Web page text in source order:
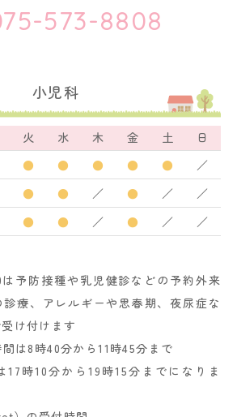
573-8808
小児科
火 水 木 金 土
日
● ● ● ● ●
／
● ● ／ ● ／
／
● ● ／ ● ／ ／
予防接種や乳児健診などの予約外来
療、アレルギーや思春期、夜尿症な
け付けます
は8時40分から11時45分まで
17時10分から19時15分までになりま